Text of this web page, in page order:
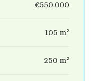
€550.000
105 m²
250 m²